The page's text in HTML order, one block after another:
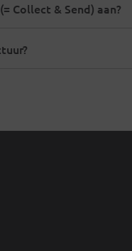
Collect & Send) aan?